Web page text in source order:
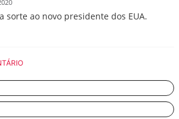
sorte ao novo presidente dos EUA.